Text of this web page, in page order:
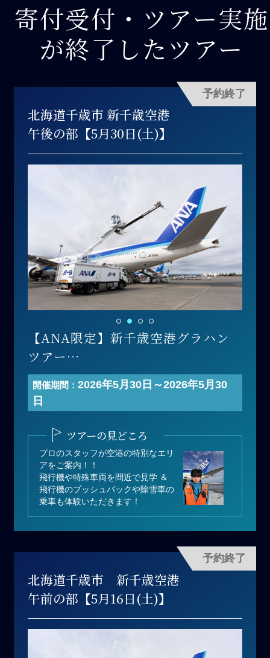
寄付受付・ツアー実施
が終了したツアー
予約終了
北海道千歳市 新千歳空港
午後の部【5月30日(土)】
【ANA限定】新千歳空港グラハン
ツアー
開催日 ：2026年5月30日(土)
時間帯 ：午後の部
寄付金額：200,000円（1名あた
り）
募集人数：2名
開催期間： 2026年5月30日～2026年5月30
日
ツアーの見どころ
プロのスタッフが空港の特別なエリ
アをご案内！！
飛行機や特殊車両を間近で見学 ＆
飛行機のプッシュバックや除雪車の
乗車も体験いただきます！
予約終了
北海道千歳市 新千歳空港
午前の部【5月16日(土)】